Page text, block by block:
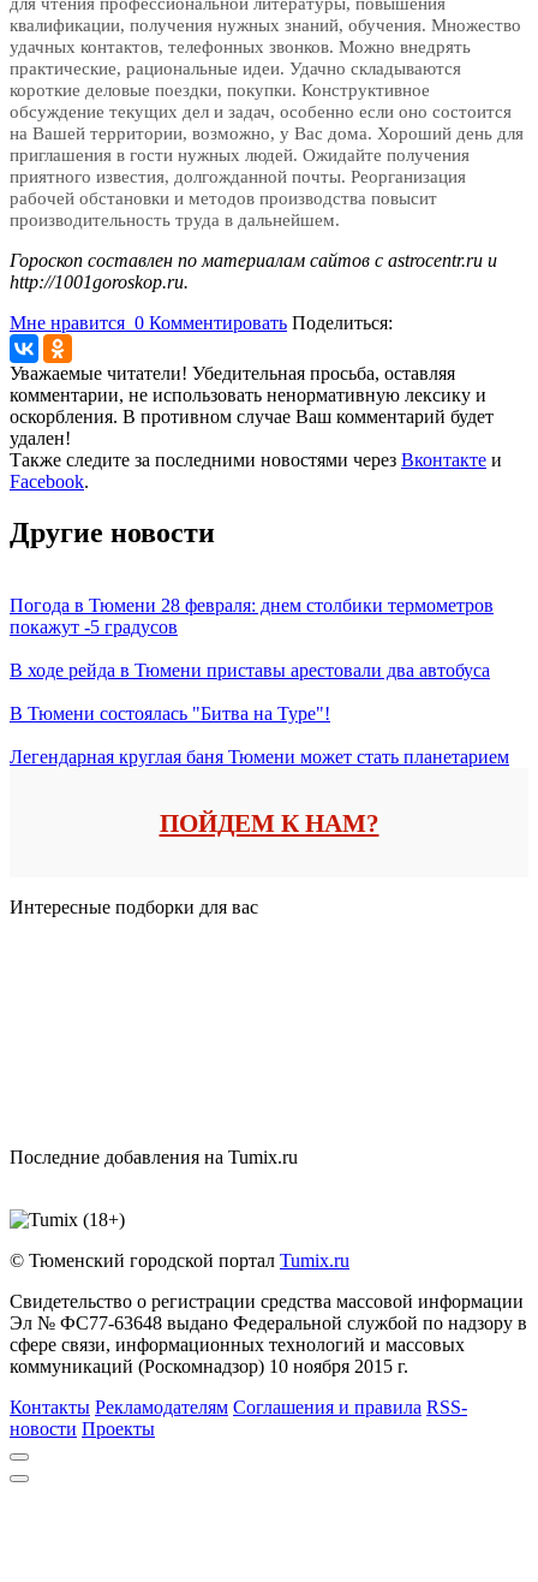
квалификации, получения нужных знаний, обучения. Множество
удачных контактов, телефонных звонков. Можно внедрять
практические, рациональные идеи. Удачно складываются
короткие деловые поездки, покупки. Конструктивное
обсуждение текущих дел и задач, особенно если оно состоится
на Вашей территории, возможно, у Вас дома. Хороший день для
приглашения в гости нужных людей. Ожидайте получения
приятного известия, долгожданной почты. Реорганизация
рабочей обстановки и методов производства повысит
производительность труда в дальнейшем.
Гороскоп составлен по материалам сайтов с astrocentr.ru и
http://1001goroskop.ru​.
Мне нравится 0 Комментировать Поделиться:
Уважаемые читатели! Убедительная просьба, оставляя
комментарии, не использовать ненормативную лексику и
оскорбления. В противном случае Ваш комментарий будет
удален!
Также следите за последними новостями через Вконтакте и
Facebook.
Другие новости
Погода в Тюмени 28 февраля: днем столбики термометров
покажут -5 градусов
В ходе рейда в Тюмени приставы арестовали два автобуса
В Тюмени состоялась "Битва на Туре"!
Легендарная круглая баня Тюмени может стать планетарием
ПОЙДЕМ К НАМ?
Интересные подборки для вас
Последние добавления на Tumix.ru
© Тюменский городской портал Tumix.ru
Свидетельство о регистрации средства массовой информации
Эл № ФС77-63648 выдано Федеральной службой по надзору в
сфере связи, информационных технологий и массовых
коммуникаций (Роскомнадзор) 10 ноября 2015 г.
Контакты Рекламодателям Соглашения и правила RSS-
новости Проекты